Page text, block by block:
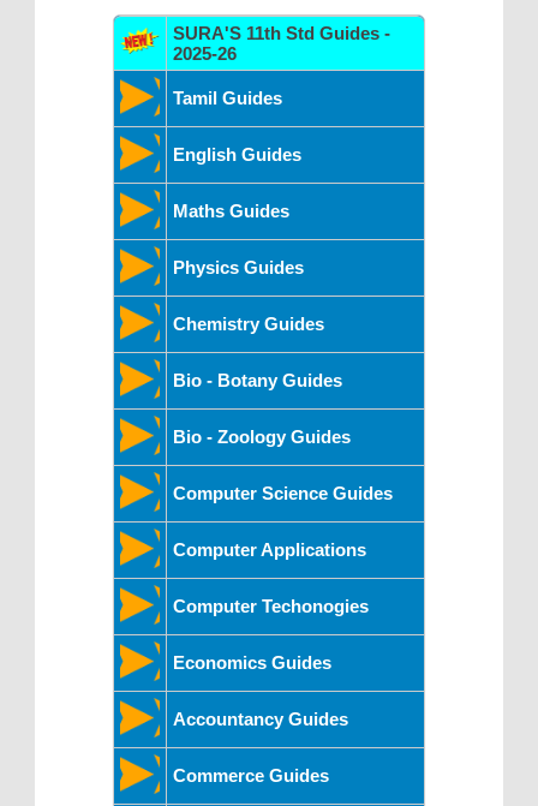
SURA'S 11th Std Guides -
2025-26
Tamil Guides
English Guides
Maths Guides
Physics Guides
Chemistry Guides
Bio - Botany Guides
Bio - Zoology Guides
Computer Science Guides
Computer Applications
Computer Techonogies
Economics Guides
Accountancy Guides
Commerce Guides